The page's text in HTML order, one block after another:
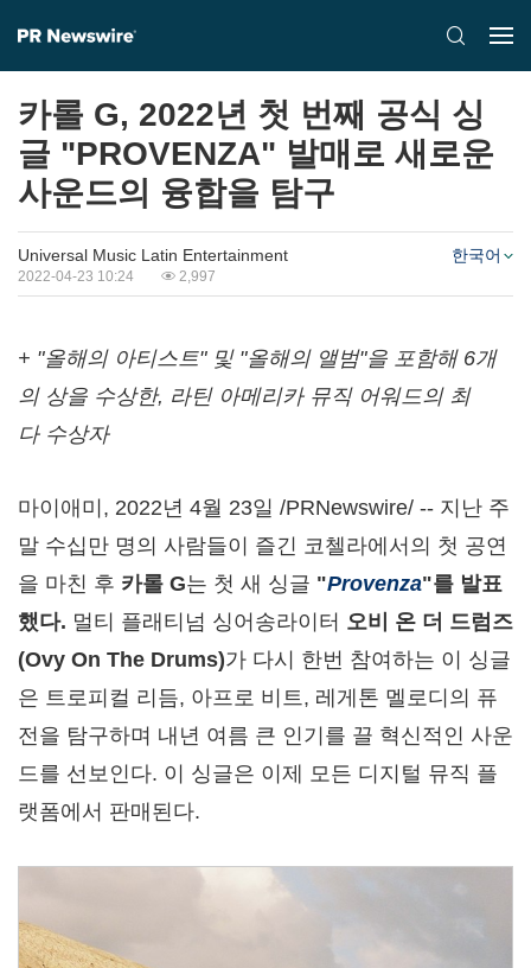
카롤 G, 2022년 첫 번째 공식 싱
글 "PROVENZA" 발매로 새로운
사운드의 융합을 탐구
Universal Music Latin Entertainment
2022-04-23 10:24 2,997
한국어
+ "올해의 아티스트" 및"올해의 앨범"을 포함해6개
의 상을 수상한, 라틴 아메리카 뮤직 어워드의 최
다 수상자
마이애미 , 2022년 4월 23일 /PRNewswire/ -- 지난 주
말 수십만 명의 사람들이 즐긴 코첼라에서의 첫 공연
을 마친 후 카롤 G는 첫 새 싱글 "Provenza"를 발표
했다. 멀티 플래티넘 싱어송라이터 오비 온 더 드럼즈
(Ovy On The Drums)가 다시 한번 참여하는 이 싱글
은 트로피컬 리듬, 아프로 비트, 레게톤 멜로디의 퓨
전을 탐구하며 내년 여름 큰 인기를 끌 혁신적인 사운
드를 선보인다. 이 싱글은 이제 모든 디지털 뮤직 플
랫폼에서 판매된다.